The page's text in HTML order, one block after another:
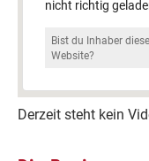
nicht richtig
Bist du Inhaber
Website?
Derzeit steht kein